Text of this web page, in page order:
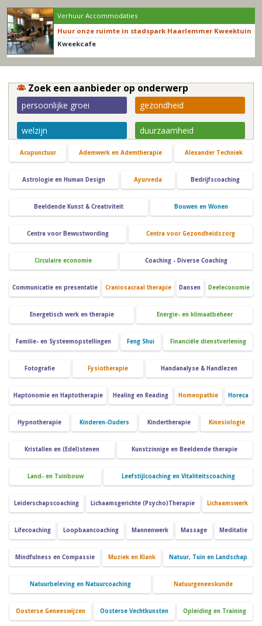
Verhuur Accommodaties
Huur onze ruimte in stadspark Haarlemmer Kweektuin
Kweekcafe
Zoek een aanbieder op onderwerp
persoonlijke groei gezondheid
welzijn duurzaamheid
Acupunctuur Ademwerk en Ademtherapie Alexander Techniek
Astrologie en Human Design Ayurveda Bedrijfscoaching
Beeldende Kunst & Creativiteit Bouwen en Wonen
Centra voor Bewustwording Centra voor Gezondheidszorg
Circulaire economie Coaching - Diverse Coaching
Communicatie en presentatie Craniosacraal therapie Dansen Deeleconomie
Energetisch werk en therapie Energie- en klimaatbeheer
Familie- en Systeemopstellingen Feng Shui Financiële dienstverlening
Fotografie Fysiotherapie Handanalyse & Handlezen
Haptonomie en Haptotherapie Healing en Reading Homeopathie Horeca
Hypnotherapie Kinderen-Ouders Kindertherapie Kinesiologie
Kristallen en (Edel)stenen Kunstzinnige en Beeldende therapie
Land- en Tuinbouw Leefstijlcoaching en Vitaliteitscoaching
Leiderschapscoaching Lichaamsgerichte (Psycho)Therapie Lichaamswerk
Lifecoaching Loopbaancoaching Mannenwerk Massage Meditatie
Mindfulness en Compassie Muziek en Klank Natuur, Tuin en Landschap
Natuurbeleving en Natuurcoaching Natuurgeneeskunde
Oosterse Geneeswijzen Oosterse Vechtkunsten Opleiding en Training